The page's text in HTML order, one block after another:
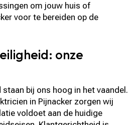
om jouw huis of
voor te bereiden op de
onze
bij ons hoog in het vaandel.
in Pijnacker zorgen wij
voldoet aan de huidige